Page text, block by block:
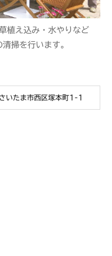
植え込み・水やりなど
掃を行います。
たま市西区塚本町1-1